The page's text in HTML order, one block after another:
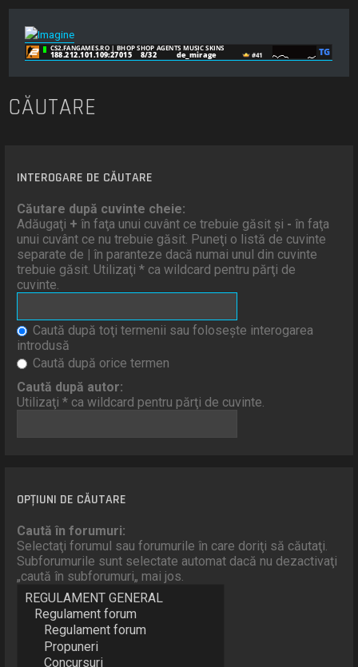
CĂUTARE
INTEROGARE DE CĂUTARE
Căutare după cuvinte cheie:
Adăugaţi + în faţa unui cuvânt ce trebuie găsit şi - în faţa
unui cuvânt ce nu trebuie găsit. Puneţi o listă de cuvinte
separate de | în paranteze dacă numai unul din cuvinte
trebuie găsit. Utilizaţi * ca wildcard pentru părţi de
cuvinte.
Caută după toţi termenii sau foloseşte interogarea
introdusă
Caută după orice termen
Caută după autor:
Utilizaţi * ca wildcard pentru părţi de cuvinte.
OPŢIUNI DE CĂUTARE
Caută în forumuri:
Selectaţi forumul sau forumurile în care doriţi să căutaţi.
Subforumurile sunt selectate automat dacă nu dezactivaţi
„caută în subforumuri„ mai jos.